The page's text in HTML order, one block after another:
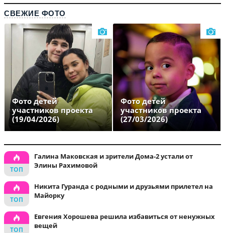
СВЕЖИЕ ФОТО
Фото детей
участников проекта
(19/04/2026)
Фото детей
участников проекта
(27/03/2026)
Галина Маковская и зрители Дома-2 устали от
Элины Рахимовой
Никита Гуранда с родными и друзьями прилетел на
Майорку
Евгения Хорошева решила избавиться от ненужных
вещей